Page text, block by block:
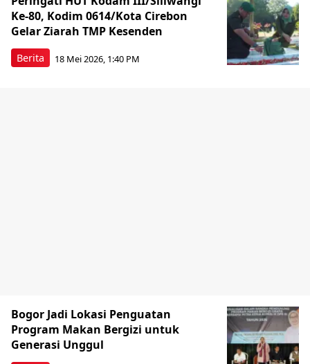
Berita
Ke-80, Kodim 0614/Kota Cirebon
Gelar Ziarah TMP Kesenden
18 Mei 2026, 1:40 PM
Bogor Jadi Lokasi Penguatan
Program Makan Bergizi untuk
Generasi Unggul